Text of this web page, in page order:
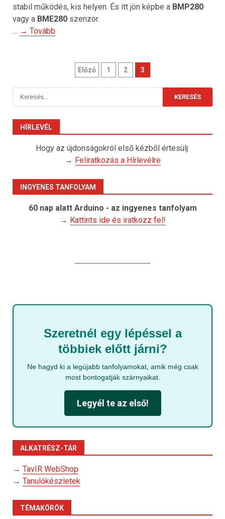
stabil működés, kis helyen. És itt jön képbe a BMP280
vagy a BME280 szenzor.
… → Tovább
Bejegyzések
lapozása
Előző 1 2 3
Keresés:
HÍRLEVÉL
Hogy az újdonságokról első kézből értesülj:
→ Feliratkozás a Hírlevélre
INGYENES TANFOLYAM
60 nap alatt Arduino - az ingyenes tanfolyam
→ Kattints ide és iratkozz fel!
Szeretnél egy lépéssel a
többiek előtt járni?
Ne hagyd ki a legújabb tanfolyamokat, amik még csak
most bontogatják szárnyaikat.
Legyél te az első!
ALKATRÉSZ-TÁR
→ TavIR WebShop
→ Tanulókészletek
TÉMAKÖRÖK